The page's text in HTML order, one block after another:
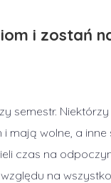
i zostań
semestr.
mają wolne, a
czas na
na